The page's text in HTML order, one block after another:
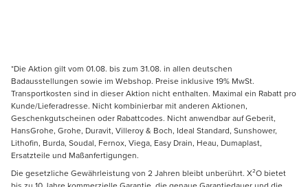
*Die Aktion gilt vom 01.08. bis zum 31.08. in allen deutschen
Badausstellungen sowie im Webshop. Preise inklusive 19% MwSt.
Transportkosten sind in dieser Aktion nicht enthalten. Maximal ein Rabatt pro
Kunde/Lieferadresse. Nicht kombinierbar mit anderen Aktionen,
Geschenkgutscheinen oder Rabattcodes. Nicht anwendbar auf Geberit,
HansGrohe, Grohe, Duravit, Villeroy & Boch, Ideal Standard, Sunshower,
Lithofin, Burda, Soudal, Fernox, Viega, Easy Drain, Heau, Dumaplast,
Ersatzteile und Maßanfertigungen.
Die gesetzliche Gewährleistung von 2 Jahren bleibt unberührt. X²O bietet